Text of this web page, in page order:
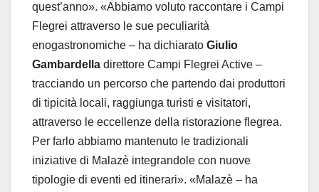
quest’anno». «Abbiamo voluto raccontare i Campi
Flegrei attraverso le sue peculiarità
enogastronomiche – ha dichiarato Giulio
Gambardella direttore Campi Flegrei Active –
tracciando un percorso che partendo dai produttori
di tipicità locali, raggiunga turisti e visitatori,
attraverso le eccellenze della ristorazione flegrea.
Per farlo abbiamo mantenuto le tradizionali
iniziative di Malazè integrandole con nuove
tipologie di eventi ed itinerari». «Malazè – ha